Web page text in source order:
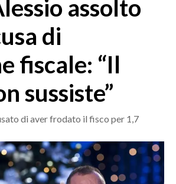
assolto
di
fiscale: “Il
sussiste”
di aver frodato il fisco per 1,7